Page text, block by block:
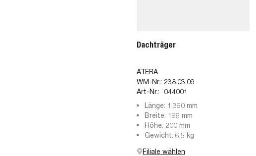
Dachträger
ATERA
WM-Nr.: 238.03.09
Art-Nr.:
044001
Länge: 1.390 mm
Breite: 196 mm
Höhe: 200 mm
Gewicht: 6,5 kg
Filiale wählen